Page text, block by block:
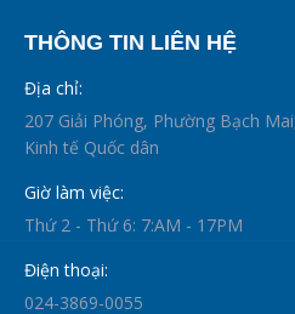
THÔNG TIN LIÊN HỆ
Địa chỉ:
207 Giải Phóng, Phường Bạch
Kinh tế Quốc dân
Giờ làm việc:
Thứ 2 - Thứ 6: 7:AM - 17PM
Điện thoại:
024-3869-0055